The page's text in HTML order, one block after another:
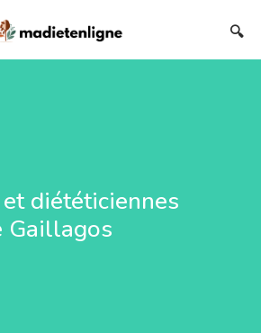
🔍
diététiciennes
Gaillagos